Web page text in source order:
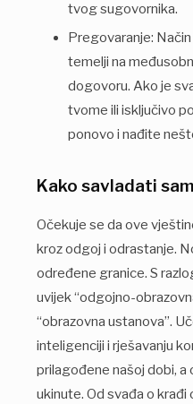
tvog sugovornika.
Pregovaranje:
temelji na
dogovoru. Ako je
tvome ili isključivo
ponovo i nađite
Kako savladati
Očekuje se da ove
kroz odgoj i odrastanje.
određene granice. S
uvijek “odgojno-
“obrazovna ustanova”.
inteligenciji i rješavanju
prilagođene našoj dobi, a
ukinute. Od svađa o